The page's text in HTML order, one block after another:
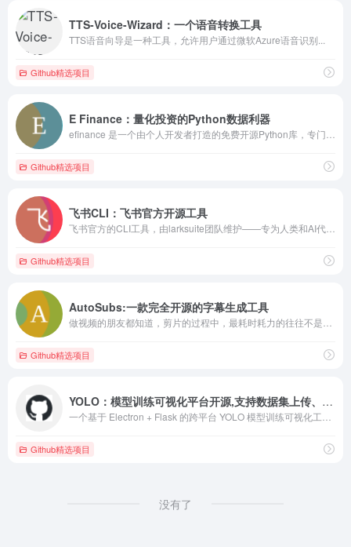
TTS-Voice-Wizard：一个语音转换工具
TTS语音向导是一种工具，允许用户通过微软Azure语音识别...
Github精选项目
E Finance：量化投资的Python数据利器
Github精选项目
飞书CLI：飞书官方开源工具
Github精选项目
AutoSubs:一款完全开源的字幕生成工具
Github精选项目
YOLO：模型训练可视化平台开源,支持数据集上传、模型训练、训练进度监控、模型测试
Github精选项目
没有了